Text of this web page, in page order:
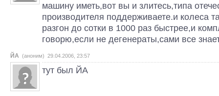
машину иметь,вот вы и злитесь,типа
производителя поддерживаете.и колеса
разгон до сотки в 1000 раз быстрее,и
говорю,если не дегенераты,сами все
ЙА (аноним) 29.04.2006, 23:57
тут был ЙА